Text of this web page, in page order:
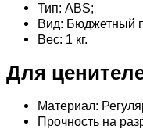
Тип: ABS;
Вид: Бюджетный
Вес: 1 кг.
Для
Материал:
Прочность на